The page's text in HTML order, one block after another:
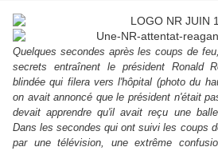
Quelques secondes après les coups de
secrets entraînent le président Ronald
blindée qui filera vers l'hôpital (photo du
on avait annoncé que le président n'était
devait apprendre qu'il avait reçu une
Dans les secondes qui ont suivi les coups
par une télévision, une extrême